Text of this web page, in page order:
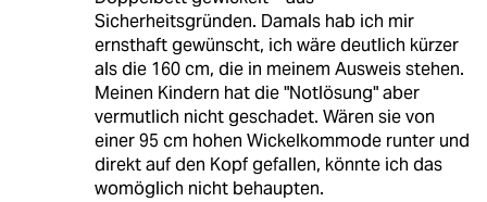
Sicherheitsgründen. Damals hab ich mir
ernsthaft gewünscht, ich wäre deutlich kürzer
als die 160 cm, die in meinem Ausweis stehen.
Meinen Kindern hat die "Notlösung" aber
vermutlich nicht geschadet. Wären sie von
einer 95 cm hohen Wickelkommode runter und
direkt auf den Kopf gefallen, könnte ich das
womöglich nicht behaupten.